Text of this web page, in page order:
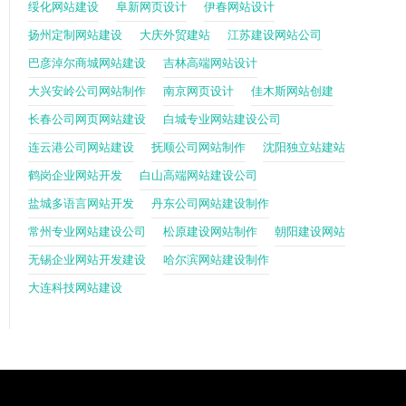
绥化网站建设 阜新网页设计 伊春网站设计
扬州定制网站建设 大庆外贸建站 江苏建设网站公司
巴彦淖尔商城网站建设 吉林高端网站设计
大兴安岭公司网站制作 南京网页设计 佳木斯网站创建
长春公司网页网站建设 白城专业网站建设公司
连云港公司网站建设 抚顺公司网站制作 沈阳独立站建站
鹤岗企业网站开发 白山高端网站建设公司
盐城多语言网站开发 丹东公司网站建设制作
常州专业网站建设公司 松原建设网站制作 朝阳建设网站
无锡企业网站开发建设 哈尔滨网站建设制作
大连科技网站建设